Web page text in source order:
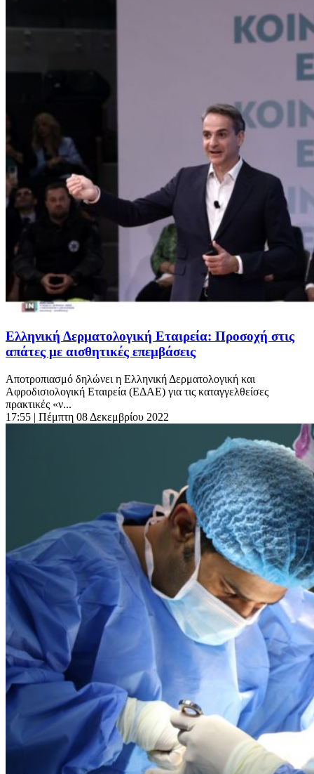
Ελληνική Δερματολογική Εταιρεία: Προσοχή στις
απάτες με αισθητικές επεμβάσεις
Αποτροπιασμό δηλώνει η Ελληνική Δερματολογική και
Αφροδισιολογική Εταιρεία (ΕΔΑΕ) για τις καταγγελθείσες
πρακτικές «ν...
17:55 | Πέμπτη 08 Δεκεμβρίου 2022